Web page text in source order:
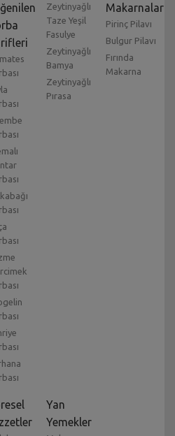
Zeytinyağlı
Taze Yeşil
Fasulye
Zeytinyağlı
Bamya
Zeytinyağlı
Pırasa
Makarnalar
Pirinç Pilavı
Bulgur Pilavı
Fırında
Makarna
Yan
Yemekler